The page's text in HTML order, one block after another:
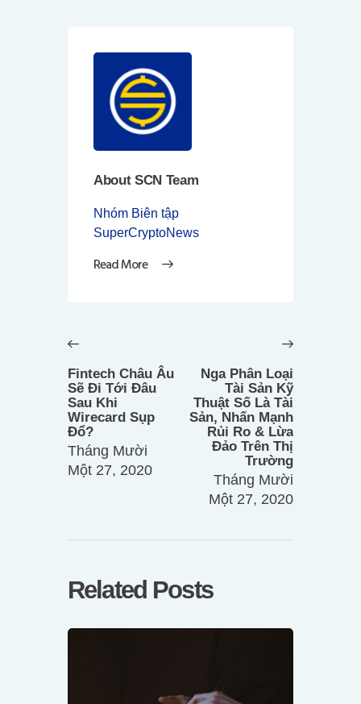
About SCN Team
Nhóm Biên tập
SuperCryptoNews
Read More
hướng
bài
viết
post:
Fintech Châu Âu
Sẽ Đi Tới Đâu
Sau Khi
Wirecard Sụp
Đổ?
Tháng Mười
Một 27, 2020
Nga Phân Loại
Tài Sản Kỹ
Thuật Số Là Tài
Sản, Nhấn Mạnh
Rủi Ro & Lừa
Đảo Trên Thị
Trường
Tháng Mười
Một 27, 2020
Related Posts